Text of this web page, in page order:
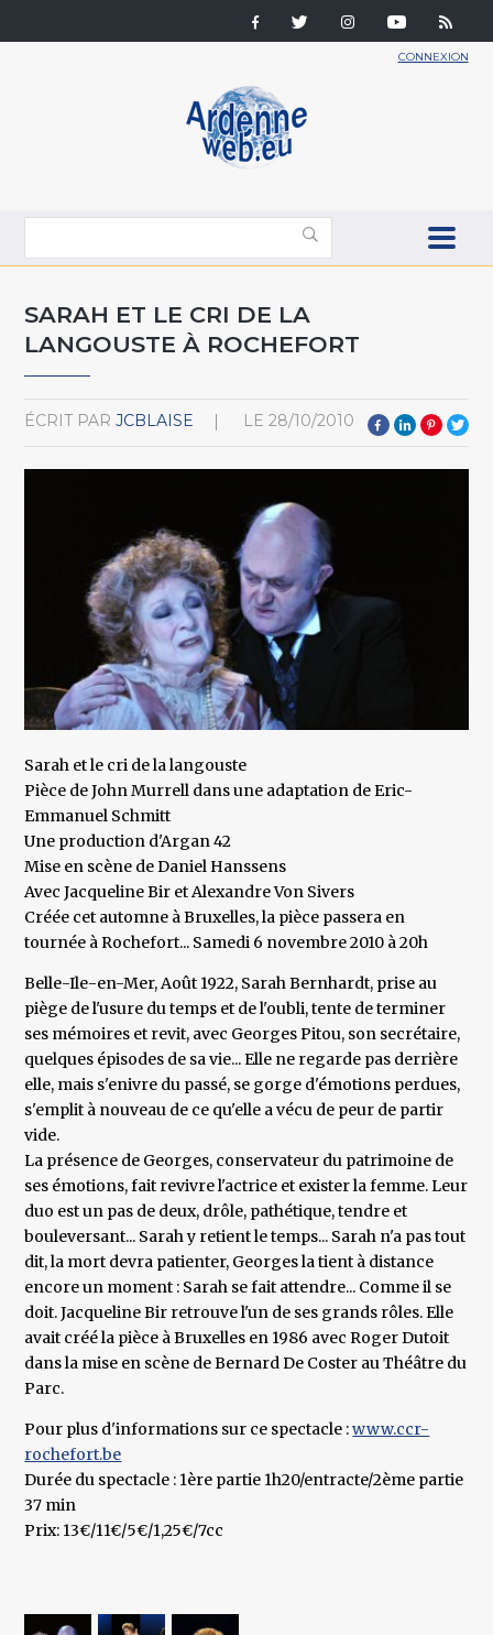
CONNEXION
SARAH ET LE CRI DE LA
LANGOUSTE À ROCHEFORT
ÉCRIT PAR JCBLAISE LE 28/10/2010
Sarah et le cri de la langouste
Pièce de John Murrell dans une adaptation de Eric-
Emmanuel Schmitt
Une production d'Argan 42
Mise en scène de Daniel Hanssens
Avec Jacqueline Bir et Alexandre Von Sivers
Créée cet automne à Bruxelles, la pièce passera en
tournée à Rochefort... Samedi 6 novembre 2010 à 20h
Belle-Ile-en-Mer, Août 1922, Sarah Bernhardt, prise au
piège de l'usure du temps et de l'oubli, tente de terminer
ses mémoires et revit, avec Georges Pitou, son secrétaire,
quelques épisodes de sa vie... Elle ne regarde pas derrière
elle, mais s'enivre du passé, se gorge d'émotions perdues,
s'emplit à nouveau de ce qu'elle a vécu de peur de partir
vide.
La présence de Georges, conservateur du patrimoine de
ses émotions, fait revivre l'actrice et exister la femme. Leur
duo est un pas de deux, drôle, pathétique, tendre et
bouleversant... Sarah y retient le temps... Sarah n'a pas tout
dit, la mort devra patienter, Georges la tient à distance
encore un moment : Sarah se fait attendre... Comme il se
doit. Jacqueline Bir retrouve l'un de ses grands rôles. Elle
avait créé la pièce à Bruxelles en 1986 avec Roger Dutoit
dans la mise en scène de Bernard De Coster au Théâtre du
Parc.
Pour plus d'informations sur ce spectacle :www.ccr-
rochefort.be
Durée du spectacle : 1ère partie 1h20/entracte/2ème partie
37 min
Prix: 13€/11€/5€/1,25€/7cc